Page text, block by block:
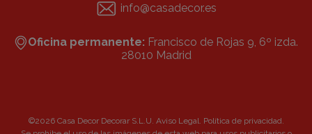
info@casadecor.es
Oficina permanente: Francisco de Rojas 9, 6º izda.
28010 Madrid
©2026 Casa Decor Decorar S.L.U. Aviso Legal Política de privacidad